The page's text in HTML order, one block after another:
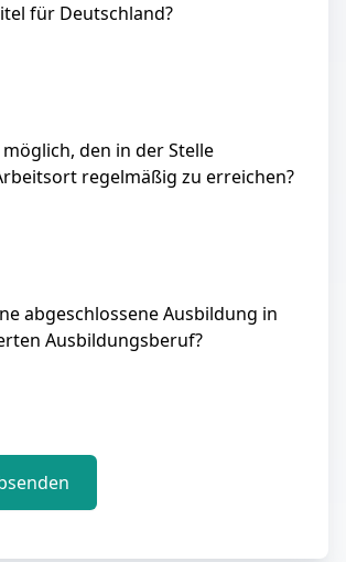
für Deutschland?
den in der Stelle
regelmäßig zu erreichen?
abgeschlossene Ausbildung in
Ausbildungsberuf?